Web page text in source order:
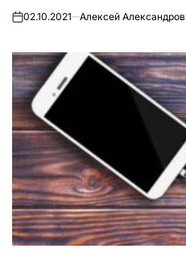
on02.10.2021 Алексей Александров